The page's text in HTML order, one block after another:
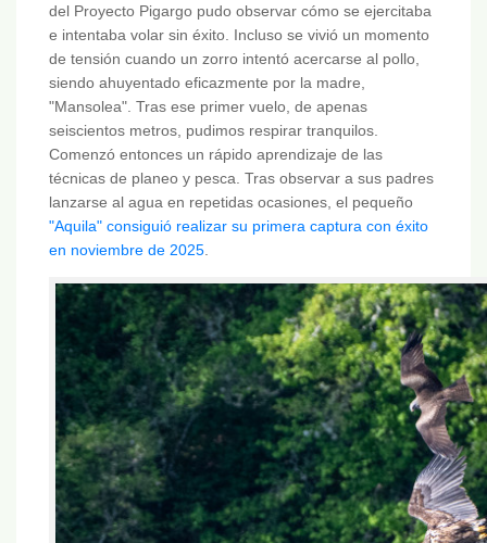
del Proyecto Pigargo pudo observar cómo se ejercitaba
e intentaba volar sin éxito. Incluso se vivió un momento
de tensión cuando un zorro intentó acercarse al pollo,
siendo ahuyentado eficazmente por la madre,
"Mansolea". Tras ese primer vuelo, de apenas
seiscientos metros, pudimos respirar tranquilos.
Comenzó entonces un rápido aprendizaje de las
técnicas de planeo y pesca. Tras observar a sus padres
lanzarse al agua en repetidas ocasiones, el pequeño
"Aquila" consiguió realizar su primera captura con éxito
en noviembre de 2025